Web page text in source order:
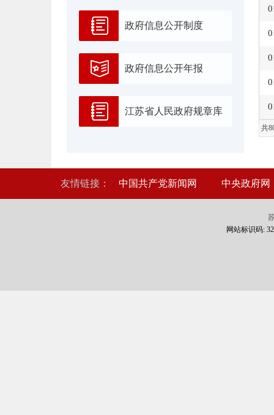
政府信息公开制度
政府信息公开年报
江苏省人民政府规章库
共
友情链接： 中国共产党新闻网 中央政府网
网站标识码: